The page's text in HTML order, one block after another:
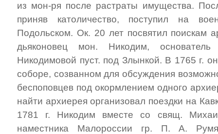
из мон-ря после растраты имущества.
приняв католичество, поступил на
Подольском. Ок. 20 лет посвятил поискам
дьяконовец мон. Никодим,
Никодимовой пуст. под Злынкой. В 1765 г.
соборе, созванном для обсуждения
беспоповцев под окормлением одного
найти архиерея организовал поездки на
1781 г. Никодим вместе со свящ.
наместника Малороссии гр. П. А.